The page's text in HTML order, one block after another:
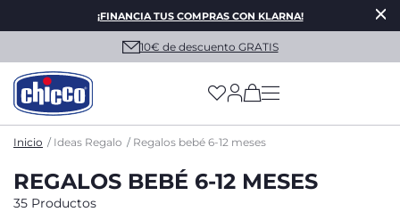
¡FINANCIA TUS COMPRAS CON KLARNA!
10€ de descuento GRATIS
(has more options
Inicio Ideas Regalo Regalos bebé 6-12 meses
REGALOS BEBÉ 6-12 MESES
35 Productos